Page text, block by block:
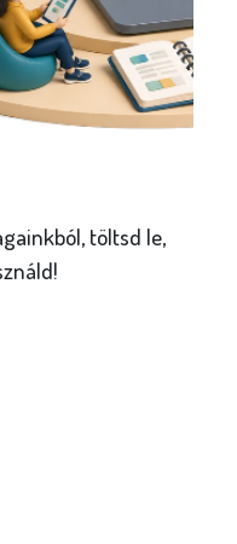
töltsd le,